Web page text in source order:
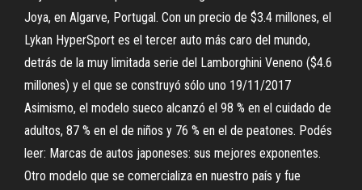
Joya, en Algarve, Portugal. Con un precio de $3.4 millones, el
Lykan HyperSport es el tercer auto más caro del mundo,
detrás de la muy limitada serie del Lamborghini Veneno ($4.6
millones) y el que se construyó sólo uno 19/11/2017
Asimismo, el modelo sueco alcanzó el 98 % en el cuidado de
adultos, 87 % en el de niños y 76 % en el de peatones. Podés
leer: Marcas de autos japoneses: sus mejores exponentes.
Otro modelo que se comercializa en nuestro país y fue